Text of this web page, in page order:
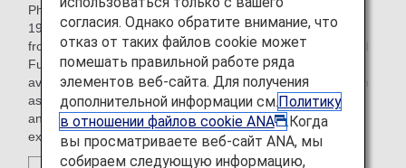
Philippine Airlines was established as Asia's first airline in
1941. It currently operates 4 flights from Narita Airport, 2
from Haneda Airport, and 1 each from Nagoya, Kansai, and
Fukuoka Airport on a daily basis. Flights from Japan are
available not only to Manila but also to popular resorts such
as Cebu. The airline now serves over 41 cities worldwide
and 31 within the Philippines, and has developed an
excellent reputation around the globe.
согласия. Однако обратите внимание, что
отказ от таких файлов cookie может
помешать правильной работе ряда
элементов веб-сайта. Для получения
дополнительной информации см.Политику
в отношении файлов cookie ANA
.Когда
вы просматриваете веб-сайт ANA, мы
собираем следующую информацию,